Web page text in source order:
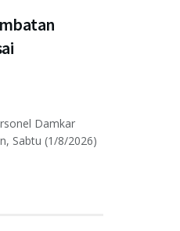
Damkar
Sabtu (1/8/2026)